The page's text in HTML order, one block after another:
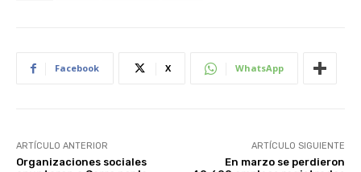
Facebook X WhatsApp
ARTÍCULO ANTERIOR
Organizaciones sociales
ARTÍCULO SIGUIENTE
En marzo se perdieron